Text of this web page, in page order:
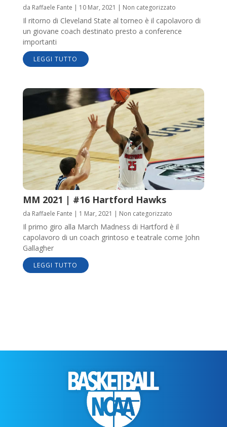
da Raffaele Fante | 10 Mar, 2021 | Non categorizzato
Il ritorno di Cleveland State al torneo è il capolavoro di
un giovane coach destinato presto a conference
importanti
LEGGI TUTTO
MM 2021 | #16 Hartford Hawks
da Raffaele Fante 1 Mar, 2021 Non categorizzato
Il primo giro alla March Madness di Hartford è il
capolavoro di un coach grintoso e teatrale come John
Gallagher
LEGGI TUTTO